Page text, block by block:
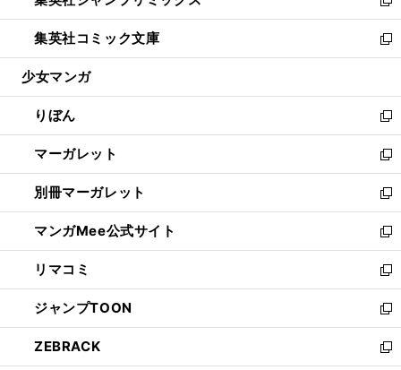
開
く
ウ
で
開
ン
ド
ウ
開
く
ウ
ィ
ン
ウ
で
開
く
新
し
い
ウ
ン
ド
ウ
で
開
く
集英社コミック文庫
新
し
ウ
ィ
ン
ド
ウ
で
開
く
少女マンガ
りぼん
新
し
い
ウ
ィ
ン
ド
ウ
で
開
く
マーガレット
新
し
い
ウ
ィ
ン
ド
ウ
で
開
く
別冊マーガレット
新
し
い
ウ
ィ
ン
ド
ウ
で
開
マンガMee公式サイト
新
し
い
ウ
ィ
ン
ド
ウ
リマコミ
新
し
い
ウ
ィ
ジャンプTOON
新
し
い
ZEBRACK
新